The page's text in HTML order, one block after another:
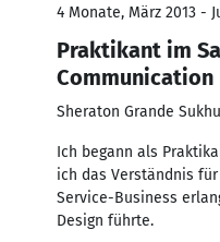
4 Monate, März 2013 -
Praktikant im
Communication
Sheraton Grande
Ich begann als
ich das Verständnis
Service-Business
Design führte.